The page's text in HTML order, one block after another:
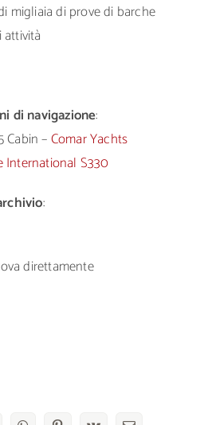
migliaia di prove di barche
di navigazione:
Cabin –Comar Yachts
International S330
:
direttamente